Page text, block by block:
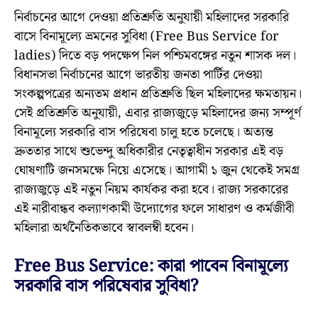
নির্বাচনের আগে দেওয়া প্রতিশ্রুতি অনুযায়ী মহিলাদের সরকারি
বাসে বিনামূল্যে ভ্রমনের সুবিধা (Free Bus Service for
ladies) দিতে বড় পদক্ষেপ নিল পশ্চিমবঙ্গের নতুন শাসক দল।
বিধানসভা নির্বাচনের আগে ভারতীয় জনতা পার্টির দেওয়া
সংকল্পপত্রের অন্যতম প্রধান প্রতিশ্রুতি ছিল মহিলাদের ক্ষমতায়ন।
সেই প্রতিশ্রুতি অনুযায়ী, এবার রাজ্যজুড়ে মহিলাদের জন্য সম্পূর্ণ
বিনামূল্যে সরকারি বাস পরিষেবা চালু হতে চলেছে। অত্যন্ত
দ্রুততার সাথে শুভেন্দু অধিকারীর নেতৃত্বাধীন সরকার এই বড়
ঘোষণাটি জনসমক্ষে নিয়ে এসেছে। আগামী ১ জুন থেকেই সমগ্র
রাজ্যজুড়ে এই নতুন নিয়ম কার্যকর করা হবে। রাজ্য সরকারের
এই নারীবান্ধব কল্যাণকামী উদ্যোগের ফলে সাধারণ ও কর্মজীবী
মহিলারা অর্থনৈতিকভাবে স্বাবলম্বী হবেন।
Free Bus Service: কারা পাবেন বিনামূল্যে
সরকারি বাস পরিষেবার সুবিধা?